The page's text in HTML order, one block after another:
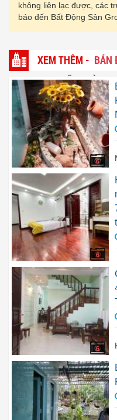
không liên lạc được, các
báo đến Bất Động Sản
XEM THÊM - BÁN
RỊA - VŨNG TÀU
6
6
6